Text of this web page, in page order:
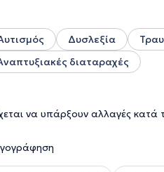
Δυσλεξία
διαταραχές
να υπάρξουν αλλαγές κατά